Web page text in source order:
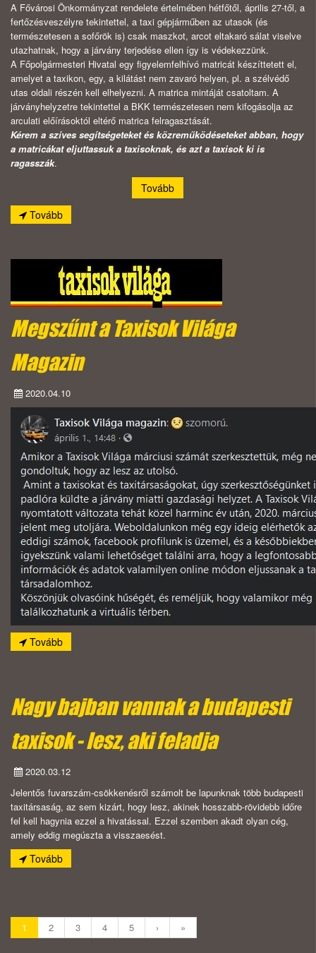
A Fővárosi Önkormányzat rendelete értelmében hétfőtől, április 27-től, a
fertőzésveszélyre tekintettel, a taxi gépjárműben az utasok (és
természetesen a sofőrök is) csak maszkot, arcot eltakaró sálat viselve
utazhatnak, hogy a járvány terjedése ellen így is védekezzünk.
A Főpolgármesteri Hivatal egy figyelemfelhívó matricát készíttetett el,
amelyet a taxikon, egy, a kilátást nem zavaró helyen, pl. a szélvédő
utas oldali részén kell elhelyezni. A matrica mintáját csatoltam. A
járványhelyzetre tekintettel a BKK természetesen nem kifogásolja az
arculati előírásoktól eltérő matrica felragasztását.
Kérem a szíves segítségeteket és közreműködéseteket abban, hogy
a matricákat eljuttassuk a taxisoknak, és azt a taxisok ki is
ragasszák.
Tovább
Tovább
Megszűnt a Taxisok Világa
Magazin
2020.04.10
Tovább
Nagy bajban vannak a budapesti
taxisok - lesz, aki feladja
2020.03.12
Jelentős fuvarszám-csökkenésről számolt be lapunknak több budapesti
taxitársaság, az sem kizárt, hogy lesz, akinek hosszabb-rövidebb időre
fel kell hagynia ezzel a hivatással. Ezzel szemben akadt olyan cég,
amely eddig megúszta a visszaesést.
Tovább
1 2 3 4 5 › »